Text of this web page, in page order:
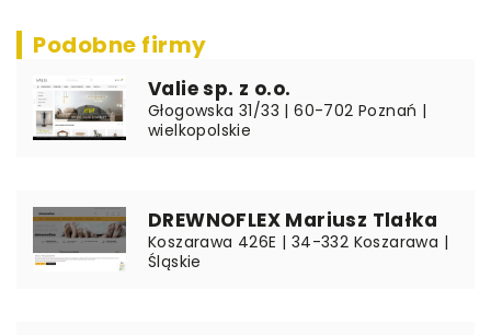
Podobne firmy
Valie sp. z o.o.
Głogowska 31/33 | 60-702 Poznań |
wielkopolskie
DREWNOFLEX Mariusz Tlałka
Koszarawa 426E | 34-332 Koszarawa |
Śląskie